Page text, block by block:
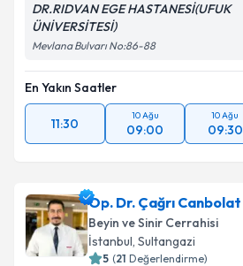
DR.RIDVAN EGE HASTANESİ(UFUK
ÜNİVERSİTESİ)
Mevlana Bulvarı No:86-88
En Yakın Saatler
11:30
10 Ağu
09:00
10 Ağu
09:30
Op. Dr. Çağrı Canbolat
Beyin ve Sinir Cerrahisi
İstanbul, Sultangazi
5 (21 Değerlendirme)